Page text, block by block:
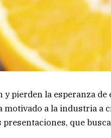
y pierden la esperanza
motivado a la industria a
que